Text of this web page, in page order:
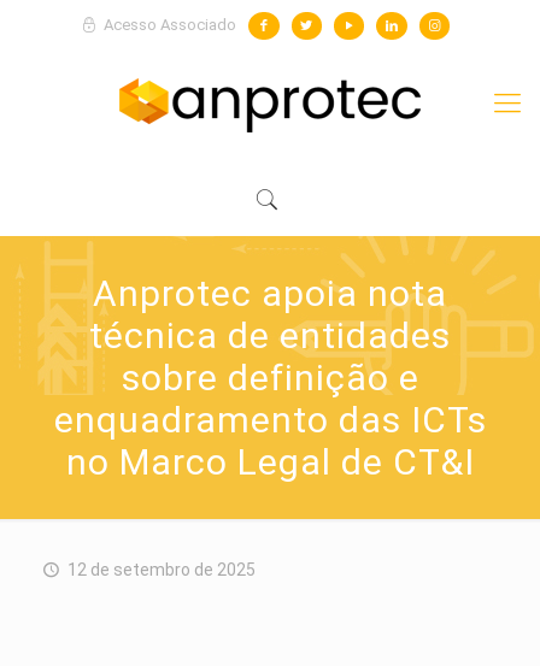
Acesso Associado
Anprotec apoia nota
técnica de entidades
sobre definição e
enquadramento das ICTs
no Marco Legal de CT&I
12 de setembro de 2025